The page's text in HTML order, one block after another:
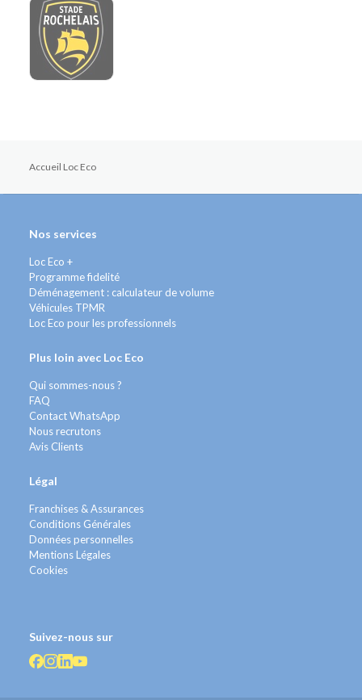
Accueil Loc Eco
Nos services
Loc Eco +
Programme fidelité
Déménagement : calculateur de volume
Véhicules TPMR
Loc Eco pour les professionnels
Plus loin avec Loc Eco
Qui sommes-nous ?
FAQ
Contact WhatsApp
Nous recrutons
Avis Clients
Légal
Franchises & Assurances
Conditions Générales
Données personnelles
Mentions Légales
Cookies
Suivez-nous sur